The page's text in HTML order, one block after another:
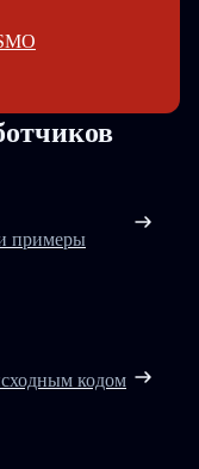
примеры
кодом